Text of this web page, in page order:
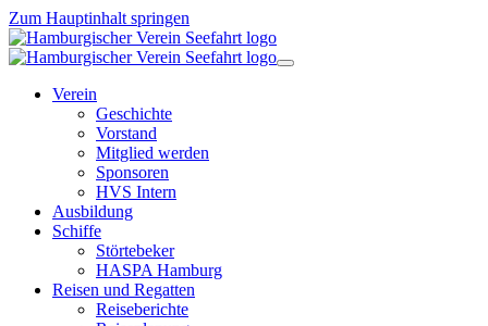
Zum Hauptinhalt springen
Verein
Geschichte
Vorstand
Mitglied werden
Sponsoren
HVS Intern
Ausbildung
Schiffe
Störtebeker
HASPA Hamburg
Reisen und Regatten
Reiseberichte